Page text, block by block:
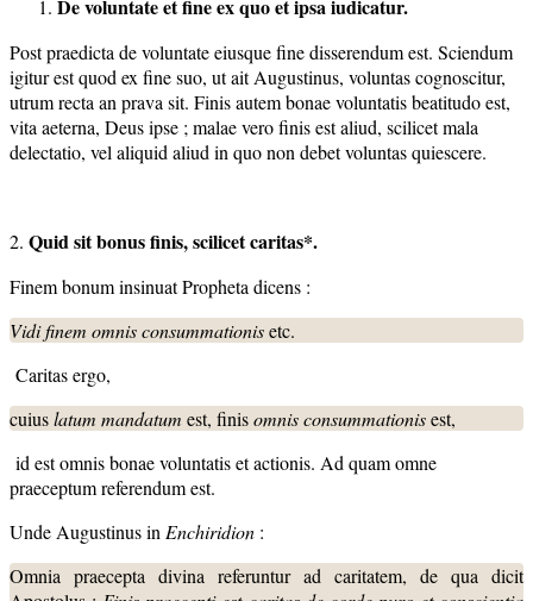
De voluntate et fine ex quo et ipsa iudicatur.
Post praedicta de voluntate eiusque fine disserendum est. Sciendum
igitur est quod ex fine suo, ut ait Augustinus, voluntas cognoscitur,
utrum recta an prava sit. Finis autem bonae voluntatis beatitudo est,
vita aeterna, Deus ipse ; malae vero finis est aliud, scilicet mala
delectatio, vel aliquid aliud in quo non debet voluntas quiescere.
2. Quid sit bonus finis, scilicet caritas*.
Finem bonum insinuat Propheta dicens :
Vidi finem omnis consummationisetc.
Caritas ergo,
cuiuslatum mandatum est, finisomnis consummationisest,
id est omnis bonae voluntatis et actionis. Ad quam omne
praeceptum referendum est.
Unde Augustinus in Enchiridion :
Omnia praecepta divina referuntur ad caritatem, de qua dicit